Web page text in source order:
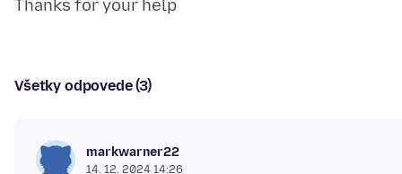
Všetky odpovede (3)
markwarner22
14. 12. 2024 14:26